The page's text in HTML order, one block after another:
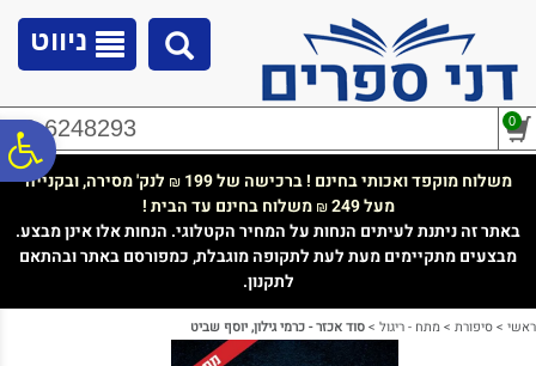
נגישות
ניווט
02-6248293 0
משלוח מוקפד ואכותי בחינם ! ברכישה של 199 ₪ לנק' מסירה, ובקנייה
מעל 249
₪משלוח בחינם עד הבית !
באתר זה ניתנת לעיתים הנחות על המחיר הקטלוגי. הנחות אלו אינן מבצע.
מבצעים מתקיימים מעת לעת לתקופה מוגבלת, כמפורסם באתר ובהתאם
לתקנון.
ראשי >סיפורת >מתח - ריגול >סוד אכזר - כרמי גילון, יוסף שביט